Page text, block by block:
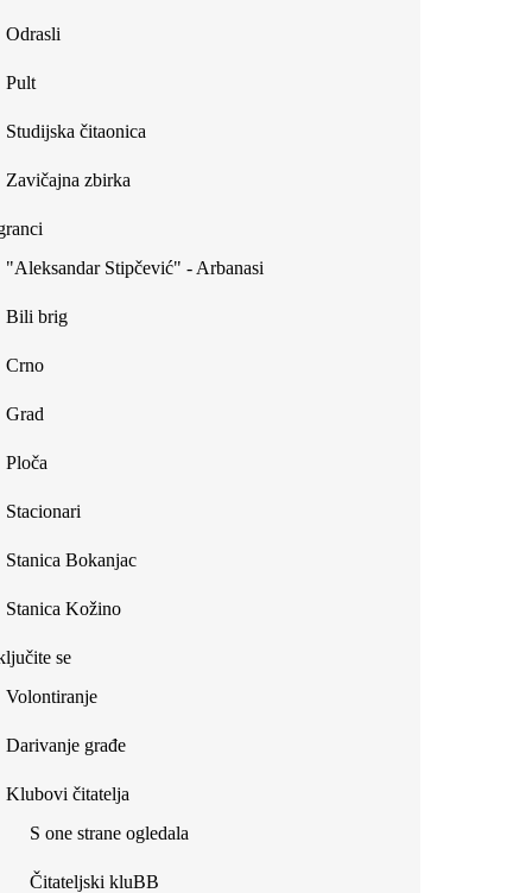
Odrasli
Pult
Studijska čitaonica
Zavičajna zbirka
"Aleksandar Stipčević" - Arbanasi
Bili brig
Crno
Grad
Ploča
Stacionari
Stanica Bokanjac
Stanica Kožino
se
Volontiranje
Darivanje građe
Klubovi čitatelja
S one strane ogledala
Čitateljski kluBB